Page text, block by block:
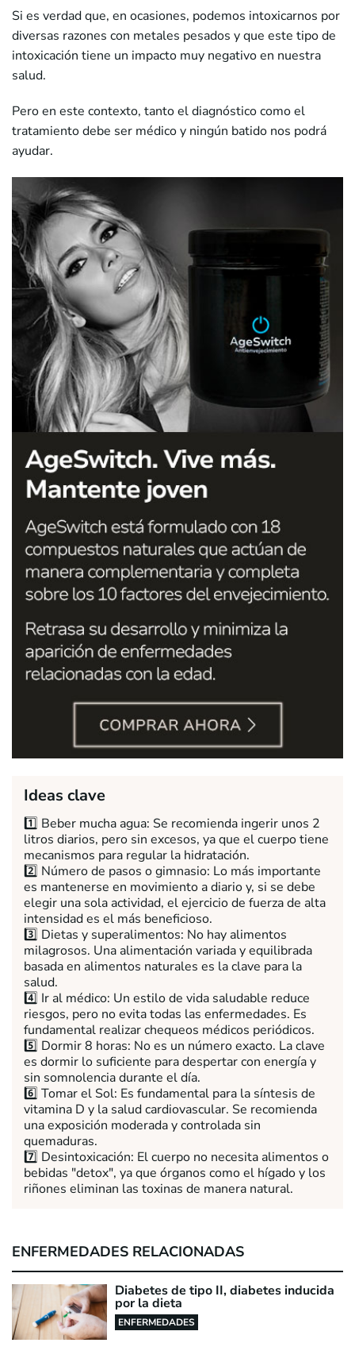
Si es verdad que, en ocasiones, podemos intoxicarnos por
diversas razones con metales pesados y que este tipo de
intoxicación tiene un impacto muy negativo en nuestra
salud.
Pero en este contexto, tanto el diagnóstico como el
tratamiento debe ser médico y ningún batido nos podrá
ayudar.
Ideas clave
1️⃣ Beber mucha agua: Se recomienda ingerir unos 2
litros diarios, pero sin excesos, ya que el cuerpo tiene
mecanismos para regular la hidratación.
2️⃣ Número de pasos o gimnasio: Lo más importante
es mantenerse en movimiento a diario y, si se debe
elegir una sola actividad, el ejercicio de fuerza de alta
intensidad es el más beneficioso.
3️⃣ Dietas y superalimentos: No hay alimentos
milagrosos. Una alimentación variada y equilibrada
basada en alimentos naturales es la clave para la
salud.
4️⃣ Ir al médico: Un estilo de vida saludable reduce
riesgos, pero no evita todas las enfermedades. Es
fundamental realizar chequeos médicos periódicos.
5️⃣ Dormir 8 horas: No es un número exacto. La clave
es dormir lo suficiente para despertar con energía y
sin somnolencia durante el día.
6️⃣ Tomar el Sol: Es fundamental para la síntesis de
vitamina D y la salud cardiovascular. Se recomienda
una exposición moderada y controlada sin
quemaduras.
7️⃣ Desintoxicación: El cuerpo no necesita alimentos o
bebidas "detox", ya que órganos como el hígado y los
riñones eliminan las toxinas de manera natural.
ENFERMEDADES RELACIONADAS
Diabetes de tipo II, diabetes inducida
por la dieta
ENFERMEDADES